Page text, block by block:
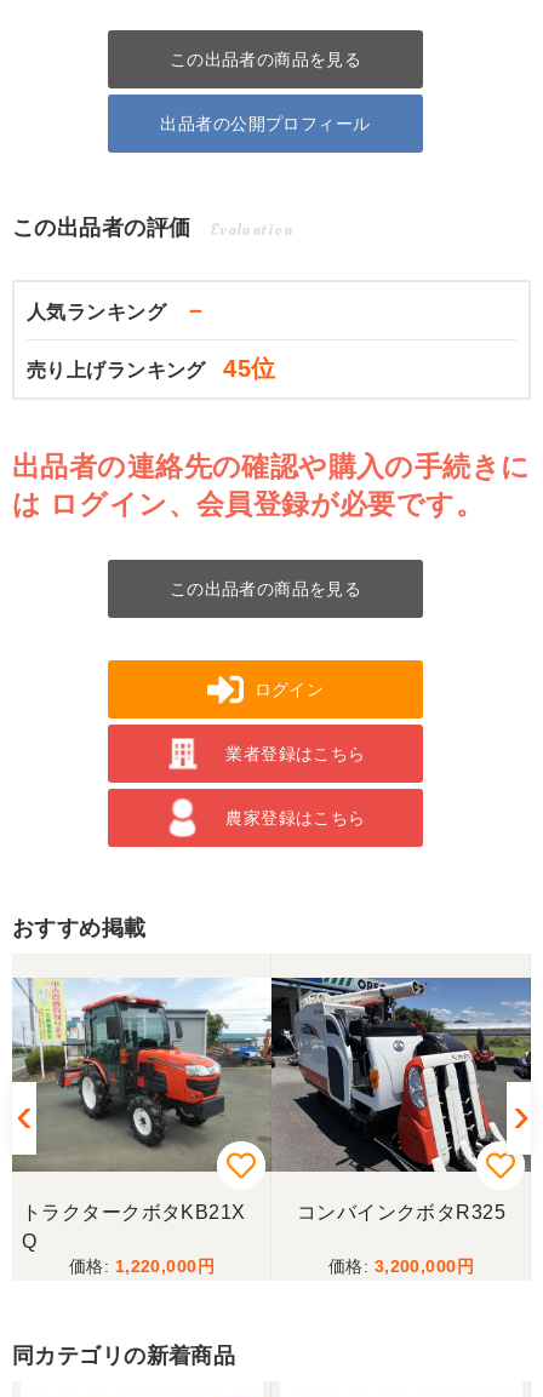
この出品者の商品を見る
出品者の公開プロフィール
この出品者の評価 Evaluation
人気ランキング －
売り上げランキング 45位
出品者の連絡先の確認や購入の手続きに
は ログイン、会員登録が必要です。
この出品者の商品を見る
ログイン
業者登録はこちら
農家登録はこちら
おすすめ掲載
トラクタークボタKB21X
Q
1,220,000
コンバインクボタR325
3,200,000
同カテゴリの新着商品